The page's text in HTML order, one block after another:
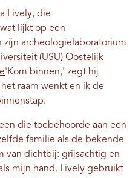
Lively, die
lijkt op een
zijn archeologielaboratorium
(USU) Oostelijk
'Kom binnen,' zegt hij
raam wenkt en ik de
die toebehoorde aan een
familie als de bekende
van dichtbij: grijsachtig en
mijn hand. Lively gebruikt